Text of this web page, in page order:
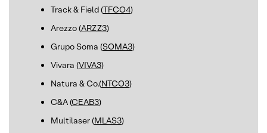
Track & Field (TFCO4)
Arezzo (ARZZ3)
Grupo Soma (SOMA3)
Vivara (VIVA3)
Natura & Co.(NTCO3)
C&A (CEAB3)
Multilaser (MLAS3)